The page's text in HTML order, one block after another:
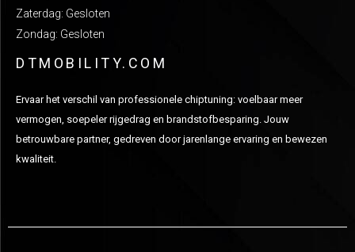
Zaterdag: Gesloten
Zondag: Gesloten
DTMOBILITY.COM
Ervaar het verschil van professionele chiptuning: voelbaar meer
vermogen, soepeler rijgedrag en brandstofbesparing. Jouw
betrouwbare partner, gedreven door jarenlange ervaring en bewezen
kwaliteit.